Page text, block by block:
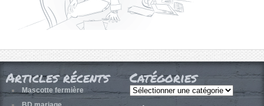
Articles récents
Mascotte fermière
Catégories
Catégories